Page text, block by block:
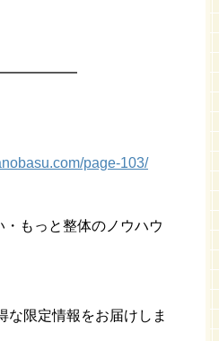
page-103/
もっと整体のノウハウ
な限定情報をお届けしま